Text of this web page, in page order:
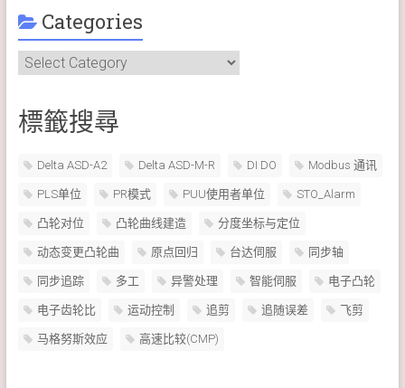
Categories
Categories
標籤搜尋
Delta ASD-A2 Delta ASD-M-R DI DO Modbus 通讯
PLS单位 PR模式 PUU使用者单位 STO_Alarm
凸轮对位 凸轮曲线建造 分度坐标与定位
动态变更凸轮曲 原点回归 台达伺服 同步轴
同步追踪 多工 异警处理 智能伺服 电子凸轮
电子齿轮比 运动控制 追剪 追随误差 飞剪
马格努斯效应 高速比较(CMP)